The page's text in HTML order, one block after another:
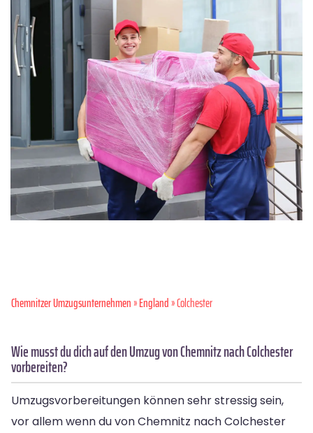
Chemnitzer Umzugsunternehmen»England» Colchester
Wie musst du dich auf den Umzug von Chemnitz nach Colchester
vorbereiten?
Umzugsvorbereitungen können sehr stressig sein,
vor allem wenn du von Chemnitz nach Colchester